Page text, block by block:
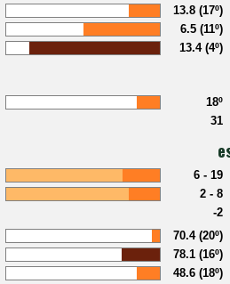
13.8 (17º)
6.5 (11º)
13.4 (4º)
18º
31
6 - 19
2 - 8
-2
70.4 (20º)
78.1 (16º)
48.6 (18º)